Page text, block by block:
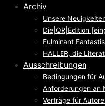
Archiv
Unsere
Die|QR|Edition
Fulminant
HALLER, die
Ausschreibungen
Bedingungen für
Anforderungen an
Verträge für